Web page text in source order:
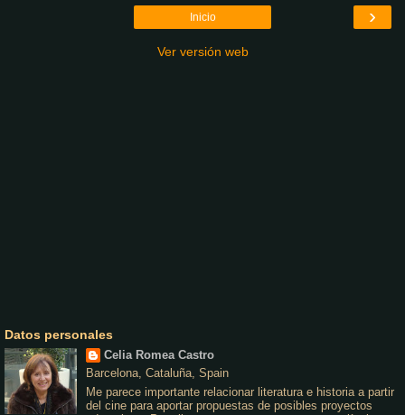
›
Inicio
Ver versión web
Datos personales
Celia Romea Castro
Barcelona, Cataluña, Spain
Me parece importante relacionar literatura e historia a partir
del cine para aportar propuestas de posibles proyectos